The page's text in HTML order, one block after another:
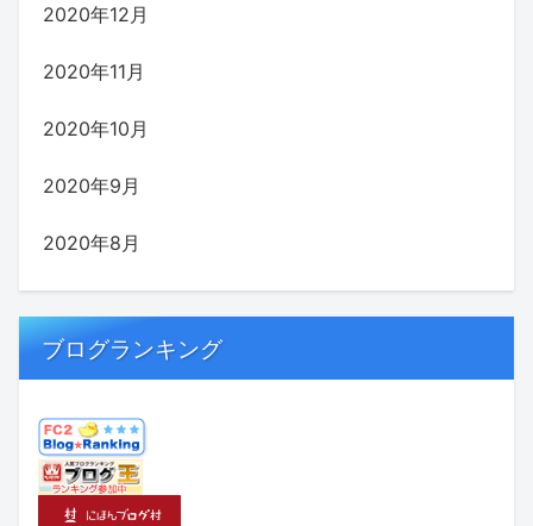
2020年12月
2020年11月
2020年10月
2020年9月
2020年8月
ブログランキング